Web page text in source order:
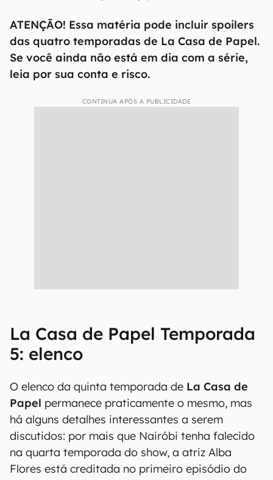
ATENÇÃO! Essa matéria pode incluir spoilers
das quatro temporadas de La Casa de Papel.
Se você ainda não está em dia com a série,
leia por sua conta e risco.
CONTINUA APÓS A PUBLICIDADE
La Casa de Papel Temporada
5: elenco
O elenco da quinta temporada de La Casa de
Papel permanece praticamente o mesmo, mas
há alguns detalhes interessantes a serem
discutidos: por mais que Nairóbi tenha falecido
na quarta temporada do show, a atriz Alba
Flores está creditada no primeiro episódio do